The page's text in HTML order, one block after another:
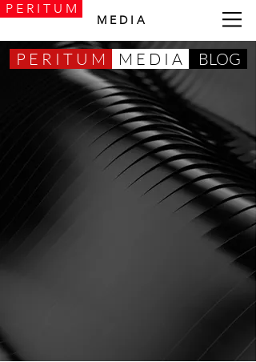
P E R I T U M
M E D I A
P E R I T U M M E D I A BLOG